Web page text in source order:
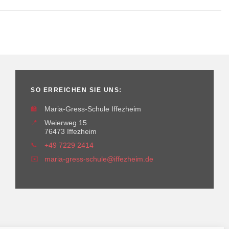
SO ERREICHEN SIE UNS:
🏫
Maria-Gress-Schule Iffezheim
📍
Weierweg 15
76473 Iffezheim
📞
+49 7229 2414
✉️
maria-gress-schule@iffezheim.de